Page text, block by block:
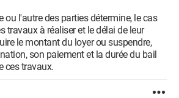
ou l'autre des parties détermine, le cas
travaux à réaliser et le délai de leur
le montant du loyer ou suspendre,
son paiement et la durée du bail
ces travaux.